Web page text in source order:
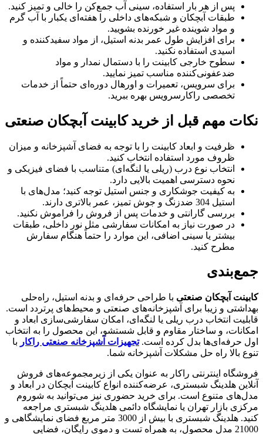
پس از هر بار استفاده، سینی آب جمع‌کن را خالی و تمیز کنید.
طبقات آبچکان و شبکه‌های داخلی را هفته‌ای یکبار با آب گرم
و مواد شوینده غیر خورنده بشویید.
برای افزایش طول عمر بدنه استیل، از مواد سفیدکننده و
اسیدی استفاده نکنید.
سطوح خارجی کابینت را با دستمال نمدار و مواد
ضدعفونی‌کننده مناسب تمیز نمایید.
برای سرویس، تعمیرات و اورهال دوره‌ای حتماً از خدمات
تخصصی راکارسرویس بهره ببرید.
نکات مهم قبل از خرید کابینت آبچکان صنعتی
ظرفیت و ابعاد کابینت را با توجه به فضای آشپزخانه و میزان
ظروف مورد استفاده انتخاب کنید.
انتخاب نوع درب (ریلی یا لنگه‌ای) متناسب با فضای فیزیکی و
نحوه دسترسی اهمیت بالایی دارد.
به کیفیت جوشکاری و جنس استیل توجه کنید؛ مدل‌های با
استیل 304 ضدزنگ و جوش تمیز، عمر بالاتری دارند.
بررسی گارانتی و خدمات پس از فروش را فراموش نکنید.
در صورت نیاز به امکانات سفارشی مثل نور داخلی، طبقات
بیشتر یا سینی اضافی، این موارد را حتماً هنگام سفارش
مطرح کنید.
جمع‌بندی
کابینت آبچکان صنعتی با طراحی حرفه‌ای و بدنه استیل، راه‌حلی
بهداشتی و زیبا برای آشپزخانه‌های صنعتی و محیط‌های پرتردد است.
قابلیت انتخاب درب ریلی یا لنگه‌ای، امکان سفارشی‌سازی ابعاد و
امکانات، و ساختار مقاوم و قابل شستشو، این محصول را به انتخاب
اول حرفه‌ای‌ها بدل کرده است.تجهیزات آشپزخانه صنعتی راکار با
تنوع بالا راه حل مشکلات آشپزخانه شما.
فروشگاه اینترنتی راکار به عنوان یکی از زیرمجموعه‌های فروش
آنلاین هلدینگ شبستری، عرضه‌کننده انواع کابینت آبچکان در ابعاد و
مدل‌های متنوع است. برای خرید حضوری نیز می‌توانید به شوروم
مرکزی بازار تهران یا نمایشگاه دائمی هلدینگ شبستری مراجعه
کنید. هلدینگ شبستری با بیش از 3000 متر مربع فضای نمایشگاهی و
21000 مدل محصول، به همراه تست و دموی رایگان، فضایی